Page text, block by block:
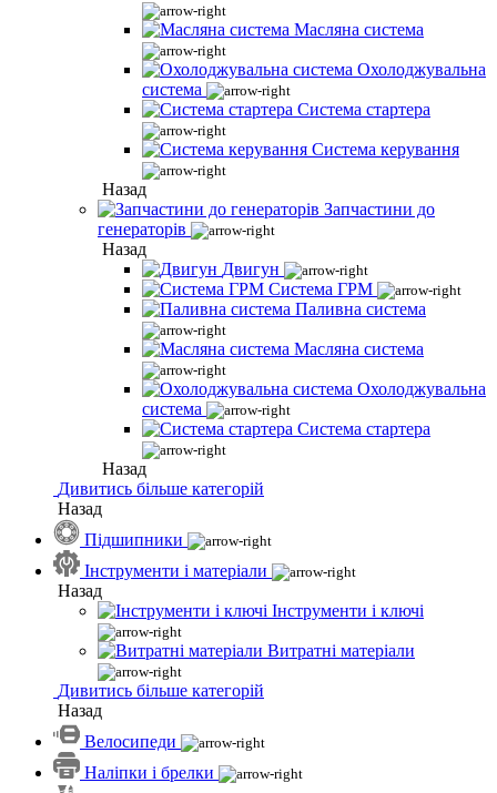
Масляна система
Охолоджувальна
система
Система стартера
Система керування
Назад
Запчастини до
генераторів
Назад
Двигун
Система ГРМ
Паливна система
Масляна система
Охолоджувальна
система
Система стартера
Назад
Дивитись більше категорій
Назад
Підшипники
Інструменти і матеріали
Назад
Інструменти і ключі
Витратні матеріали
Дивитись більше категорій
Назад
Велосипеди
Наліпки і брелки